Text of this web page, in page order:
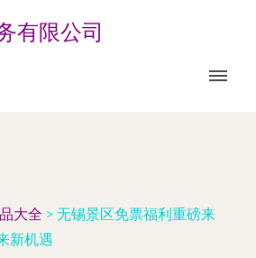
有限公司
大全 > 无锡景区免票福利重磅来
新机遇